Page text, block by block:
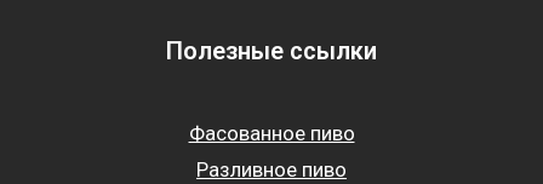
Полезные ссылки
Фасованное пиво
Разливное пиво